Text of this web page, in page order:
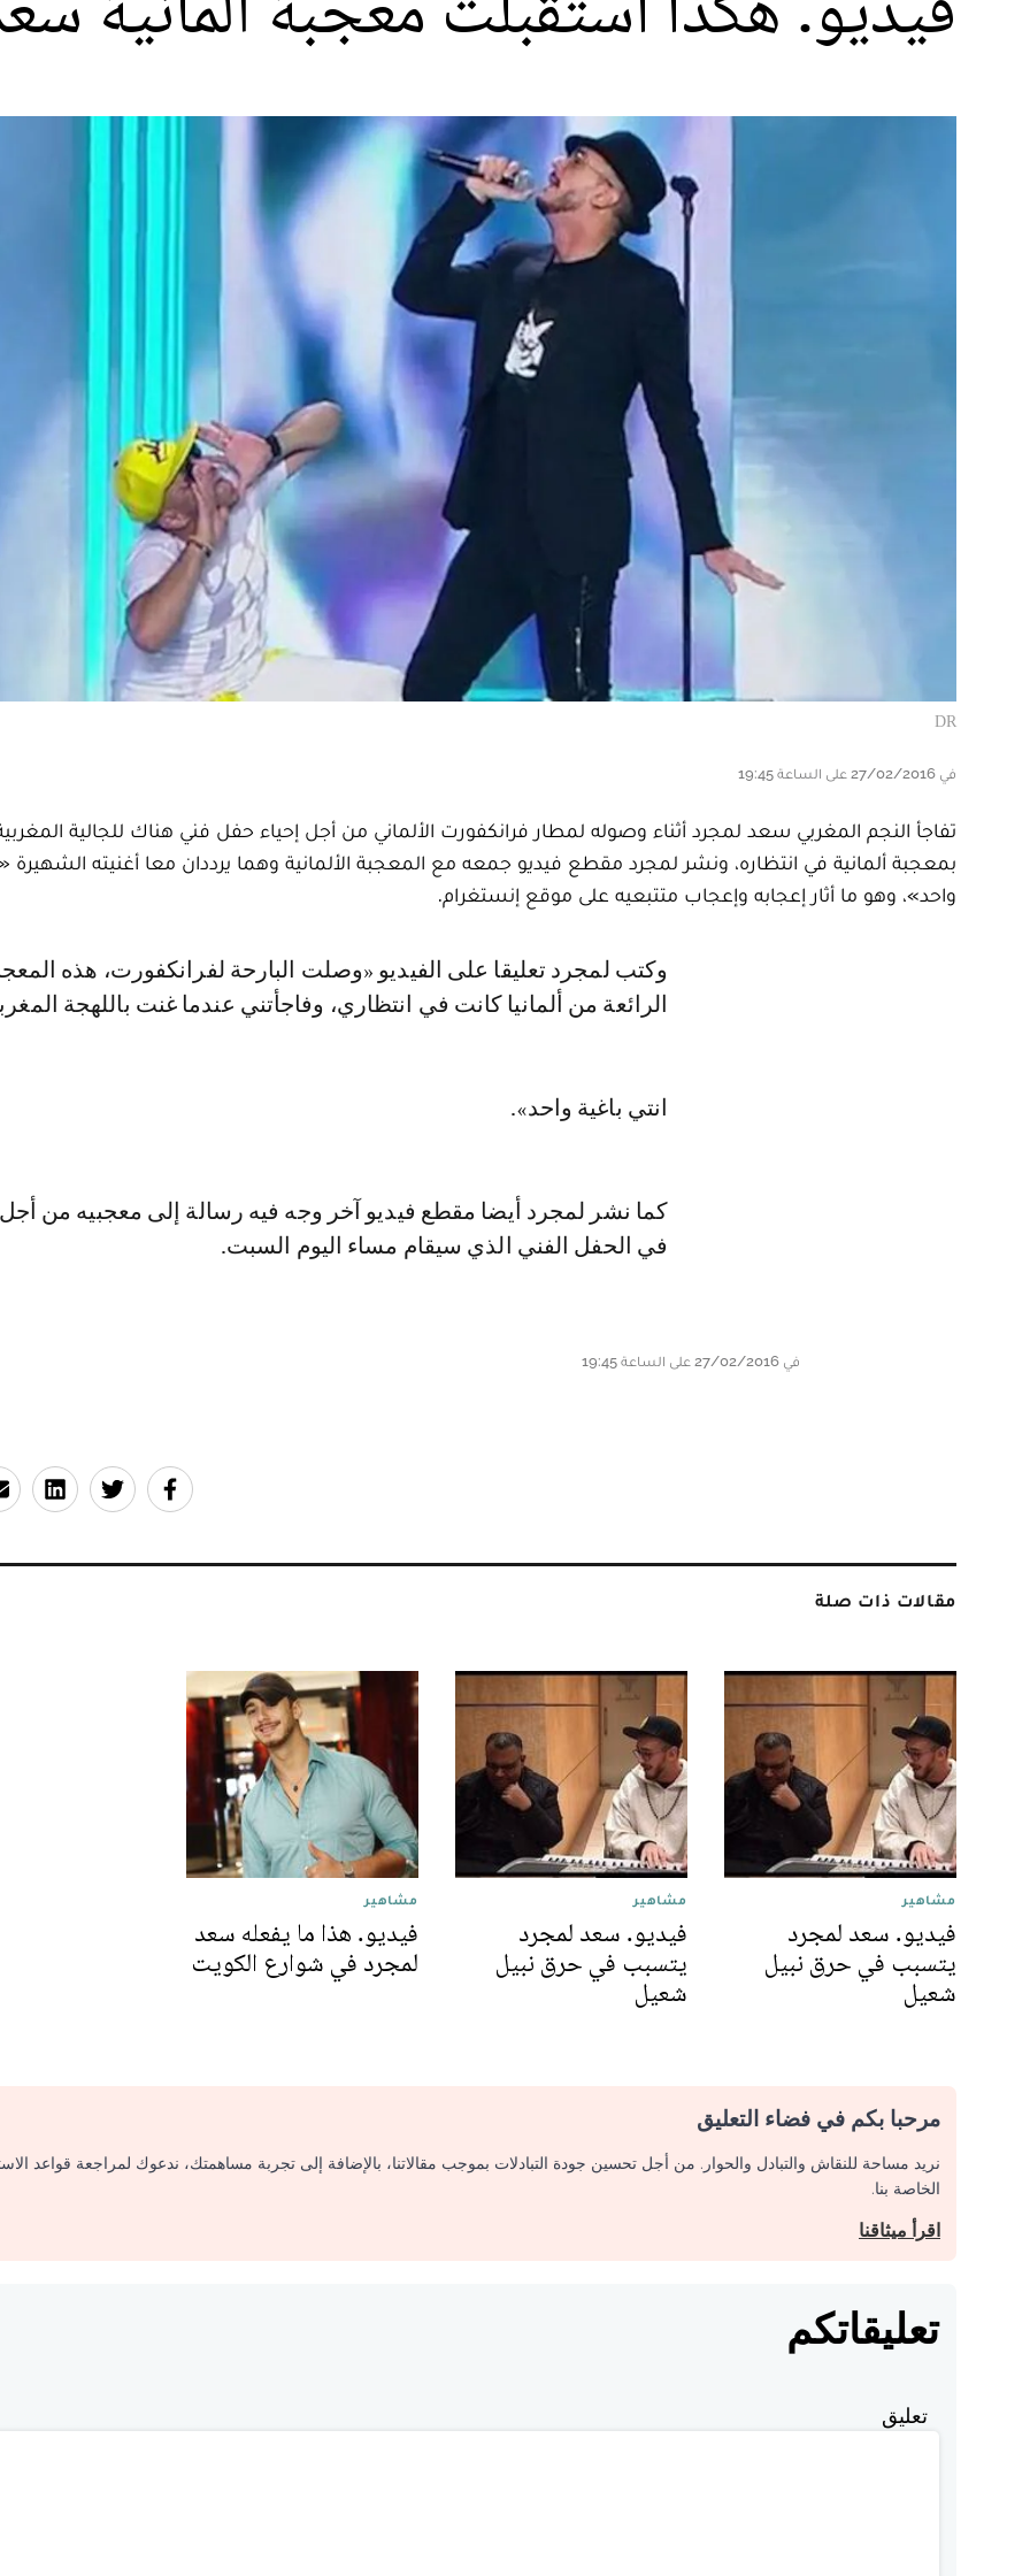
DR
في 27/02/2016 على الساعة 19:45
تفاجأ النجم المغربي سعد لمجرد أثناء وصوله لمطار فرانكفورت الألماني من أجل إحياء حفل فني هناك للجالية المغربية
بمعجبة ألمانية في انتظاره، ونشر لمجرد مقطع فيديو جمعه مع المعجبة الألمانية وهما يرددان معا أغنيته الشهيرة
واحد»، وهو ما أثار إعجابه وإعجاب متتبعيه على موقع إنستغرام.
وكتب لمجرد تعليقا على الفيديو «وصلت البارحة لفرانكفورت، هذه المعجبة
الرائعة من ألمانيا كانت في انتظاري، وفاجأتني عندما غنت باللهجة
انتي باغية واحد».
كما نشر لمجرد أيضا مقطع فيديو آخر وجه فيه رسالة إلى معجبيه من أجل
في الحفل الفني الذي سيقام مساء اليوم السبت.
في 27/02/2016 على الساعة 19:45
مقالات ذات صلة
مشاهير
فيديو. سعد لمجرد
يتسبب في حرق نبيل
شعيل
مشاهير
فيديو. سعد لمجرد
يتسبب في حرق نبيل
شعيل
مشاهير
فيديو. هذا ما يفعله سعد
لمجرد في شوارع الكويت
مرحبا بكم في فضاء التعليق
نريد مساحة للنقاش والتبادل والحوار. من أجل تحسين جودة التبادلات بموجب مقالاتنا، بالإضافة إلى تجربة مساهمتك، ندعوك لمراجعة قواعد
الخاصة بنا.
اقرأ ميثاقنا
تعليقاتكم
تعليق